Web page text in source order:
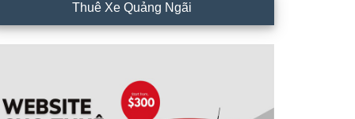
Thuê Xe Quảng Ngãi